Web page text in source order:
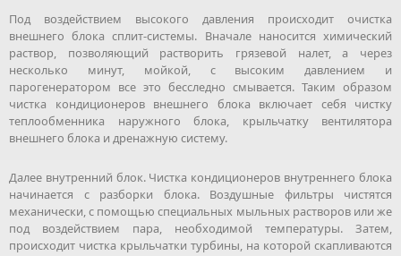
Под воздействием высокого давления происходит очистка
внешнего блока сплит-системы. Вначале наносится химический
раствор, позволяющий растворить грязевой налет, а через
несколько минут, мойкой, с высоким давлением и
парогенератором все это бесследно смывается. Таким образом
чистка кондиционеров внешнего блока включает себя чистку
теплообменника наружного блока, крыльчатку вентилятора
внешнего блока и дренажную систему.
Далее внутренний блок. Чистка кондиционеров внутреннего блока
начинается с разборки блока. Воздушные фильтры чистятся
механически, с помощью специальных мыльных растворов или же
под воздействием пара, необходимой температуры. Затем,
происходит чистка крыльчатки турбины, на которой скапливаются